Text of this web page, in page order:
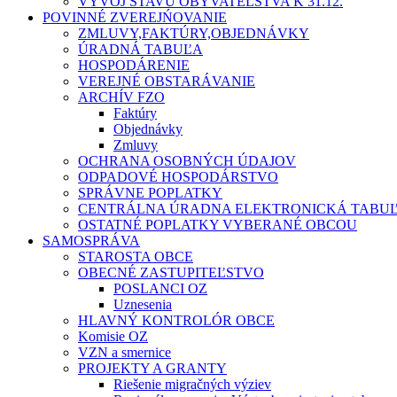
POVINNÉ ZVEREJŃOVANIE
ZMLUVY,FAKTÚRY,OBJEDNÁVKY
ÚRADNÁ TABUĽA
HOSPODÁRENIE
VEREJNÉ OBSTARÁVANIE
ARCHÍV FZO
Faktúry
Objednávky
Zmluvy
OCHRANA OSOBNÝCH ÚDAJOV
ODPADOVÉ HOSPODÁRSTVO
SPRÁVNE POPLATKY
CENTRÁLNA ÚRADNA ELEKTRONICKÁ
OSTATNÉ POPLATKY VYBERANÉ OBCOU
SAMOSPRÁVA
STAROSTA OBCE
OBECNÉ ZASTUPITEĽSTVO
POSLANCI OZ
Uznesenia
HLAVNÝ KONTROLÓR OBCE
Komisie OZ
VZN a smernice
PROJEKTY A GRANTY
Riešenie migračných výziev